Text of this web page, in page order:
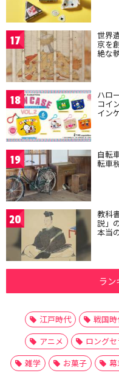
17 世界
京を
絶な
18 ハロ
コイ
イン
19 自転
転車
20 教科
説」
本当
ラン
江戸時代 戦国
アニメ
ロング
雑学
お菓子